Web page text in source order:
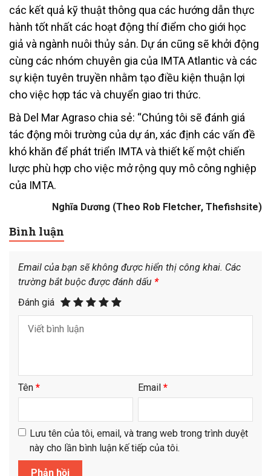
các kết quả kỹ thuật thông qua các hướng dẫn thực
hành tốt nhất các hoạt động thí điểm cho giới học
giả và ngành nuôi thủy sản. Dự án cũng sẽ khởi động
cùng các nhóm chuyên gia của IMTA Atlantic và các
sự kiện tuyên truyền nhằm tạo điều kiện thuận lợi
cho việc hợp tác và chuyển giao tri thức.
Bà Del Mar Agraso chia sẻ: “Chúng tôi sẽ đánh giá
tác động môi trường của dự án, xác định các vấn đề
khó khăn để phát triển IMTA và thiết kế một chiến
lược phù hợp cho việc mở rộng quy mô công nghiệp
của IMTA.
Nghĩa Dương (Theo Rob Fletcher, Thefishsite)
Bình luận
Email của bạn sẽ không được hiển thị công khai. Các
trường bắt buộc được đánh dấu *
Đánh giá
Tên * Email *
Lưu tên của tôi, email, và trang web trong trình duyệt
này cho lần bình luận kế tiếp của tôi.